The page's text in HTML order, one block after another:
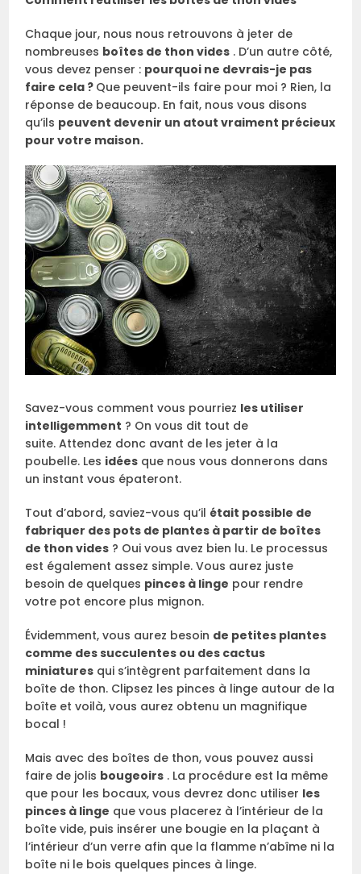
Chaque jour, nous nous retrouvons à jeter de
nombreuses boîtes de thon vides . D’un autre côté,
vous devez penser : pourquoi ne devrais-je pas
faire cela ? Que peuvent-ils faire pour moi ? Rien, la
réponse de beaucoup. En fait, nous vous disons
qu’ils peuvent devenir un atout vraiment précieux
pour votre maison.
Savez-vous comment vous pourriez les utiliser
intelligemment ? On vous dit tout de
suite. Attendez donc avant de les jeter à la
poubelle. Les idées que nous vous donnerons dans
un instant vous épateront.
Tout d’abord, saviez-vous qu’il était possible de
fabriquer des pots de plantes à partir de boîtes
de thon vides ? Oui vous avez bien lu. Le processus
est également assez simple. Vous aurez juste
besoin de quelques pinces à linge pour rendre
votre pot encore plus mignon.
Évidemment, vous aurez besoin de petites plantes
comme des succulentes ou des cactus
miniatures qui s’intègrent parfaitement dans la
boîte de thon. Clipsez les pinces à linge autour de la
boîte et voilà, vous aurez obtenu un magnifique
bocal !
Mais avec des boîtes de thon, vous pouvez aussi
faire de jolis bougeoirs . La procédure est la même
que pour les bocaux, vous devrez donc utiliser les
pinces à linge que vous placerez à l’intérieur de la
boîte vide, puis insérer une bougie en la plaçant à
l’intérieur d’un verre afin que la flamme n’abîme ni la
boîte ni le bois quelques pinces à linge.